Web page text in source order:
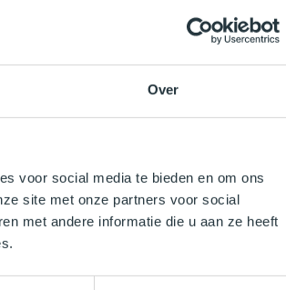
Over
voor social media te bieden en om ons
site met onze partners voor social
met andere informatie die u aan ze heeft